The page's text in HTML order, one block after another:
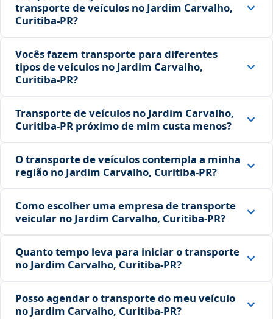
transporte de veículos no Jardim Carvalho,
Curitiba‑PR?
Vocês fazem transporte para diferentes
tipos de veículos no Jardim Carvalho,
Curitiba‑PR?
Transporte de veículos no Jardim Carvalho,
Curitiba‑PR próximo de mim custa menos?
O transporte de veículos contempla a minha
região no Jardim Carvalho, Curitiba‑PR?
Como escolher uma empresa de transporte
veicular no Jardim Carvalho, Curitiba‑PR?
Quanto tempo leva para iniciar o transporte
no Jardim Carvalho, Curitiba‑PR?
Posso agendar o transporte do meu veículo
no Jardim Carvalho, Curitiba‑PR?